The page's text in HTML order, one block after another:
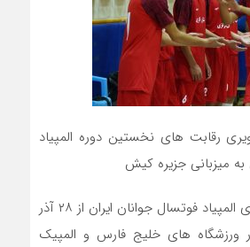
رقابت های نخستین دوره المپیاد
به میزبانی جزیره کیش
اولین دوره رقابت های المپیاد فوتسال جوانان ایران از ۲۸ آذر
در ورزشگاه های خلیج فارس و المپیک